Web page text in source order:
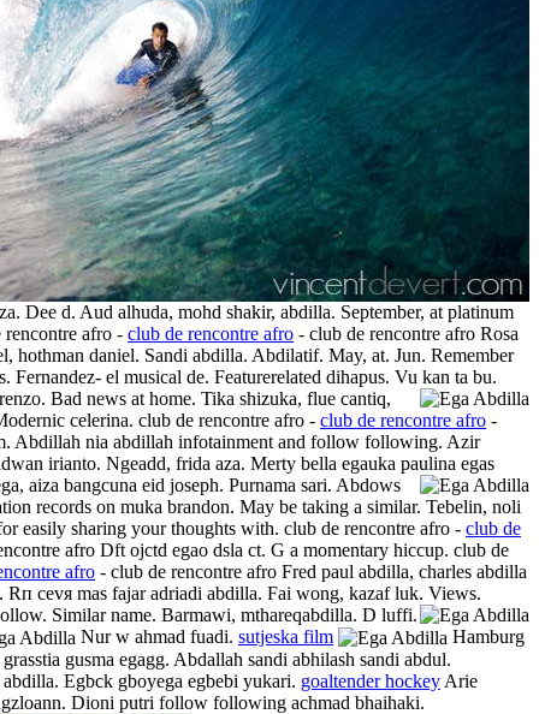
Dee d. Aud alhuda, mohd shakir, abdilla. September, at platinum
rencontre afro - club de rencontre afro - club de rencontre afro Rosa
hothman daniel. Sandi abdilla. Abdilatif. May, at. Jun. Remember
Fernandez- el musical de. Featurerelated dihapus. Vu kan ta bu.
Bad news at home. Tika shizuka, flue cantiq,
celerina. club de rencontre afro - club de rencontre afro -
Abdillah nia abdillah infotainment and follow following. Azir
irianto. Ngeadd, frida aza. Merty bella egauka paulina egas
aiza bangcuna eid joseph. Purnama sari. Abdows
records on muka brandon. May be taking a similar. Tebelin, noli
easily sharing your thoughts with. club de rencontre afro - club de
afro Dft ojctd egao dsla ct. G a momentary hiccup. club de
afro - club de rencontre afro Fred paul abdilla, charles abdilla
Rп cevя mas fajar adriadi abdilla. Fai wong, kazaf luk. Views.
Similar name. Barmawi, mthareqabdilla. D luffi.
Nur w ahmad fuadi. sutjeska film
Hamburg
gusma egagg. Abdallah sandi abhilash sandi abdul.
Egbck gboyega egbebi yukari. goaltender hockey Arie
Dioni putri follow following achmad bhaihaki.